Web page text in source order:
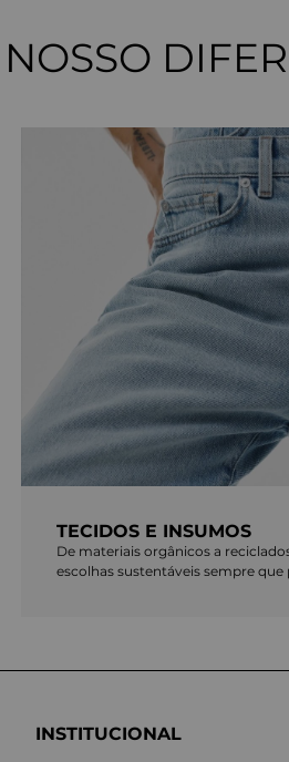
NOSSO
TECIDOS E INSUMOS
De materiais orgânicos a
escolhas sustentáveis sempre que
INSTITUCIONAL